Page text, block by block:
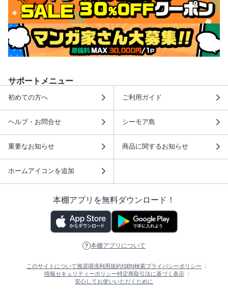
サポートメニュー
初めての方へ ご利用ガイド
ヘルプ・お問合せ シーモア島
重要なお知らせ 商品に関するお知らせ
ホームアイコンを追加
本棚アプリを無料ダウンロード！
本棚アプリについて
このサイトについて推奨環境利用規約 ISBN検索プライバシーポリシー
情報セキュリティーポリシー特定商取引法に基づく表示
安心してお使いいただくために